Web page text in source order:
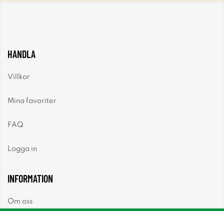
HANDLA
Villkor
Mina favoriter
FAQ
Logga in
INFORMATION
Om oss